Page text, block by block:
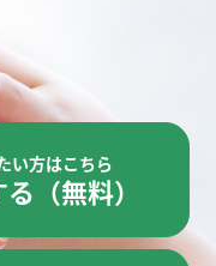
い方はこちら
（無料）